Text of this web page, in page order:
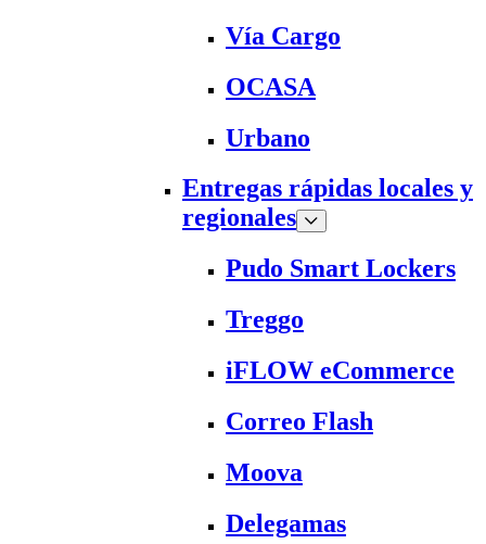
Vía Cargo
OCASA
Urbano
Entregas rápidas locales y
regionales
Pudo Smart Lockers
Treggo
iFLOW eCommerce
Correo Flash
Moova
Delegamas